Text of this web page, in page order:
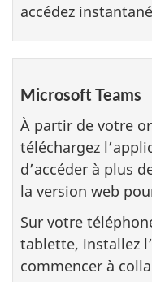
accédez
Microsoft Teams
À partir de votre
téléchargez
d’accéder à plus
la version web
Sur votre
tablette, installez
commencer à